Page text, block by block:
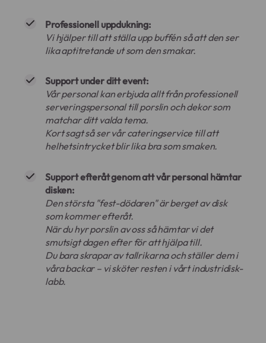
Professionell uppdukning:
Vi hjälper till att ställa upp buffén så att den ser
lika aptitretande ut som den smakar.
Support under ditt event:
Vår personal kan erbjuda allt från professionell
serveringspersonal till porslin och dekor som
matchar ditt valda tema.
Kort sagt så ser vår cateringservice till att
helhetsintrycket blir lika bra som smaken.
Support efteråt genom att vår personal hämtar
disken:
Den största "fest-dödaren" är berget av disk
som kommer efteråt.
När du hyr porslin av oss så hämtar vi det
smutsigt dagen efter för att hjälpa till.
Du bara skrapar av tallrikarna och ställer dem i
våra backar – vi sköter resten i vårt industridisk-
labb.